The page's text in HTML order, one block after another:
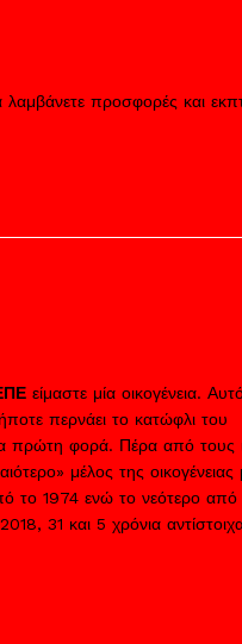
λαμβάνετε προσφορές και
είμαστε μία οικογένεια.
περνάει το κατώφλι του
πρώτη φορά. Πέρα από τους
μέλος της οικογένειας
το 1974 ενώ το νεότερο
31 και 5 χρόνια